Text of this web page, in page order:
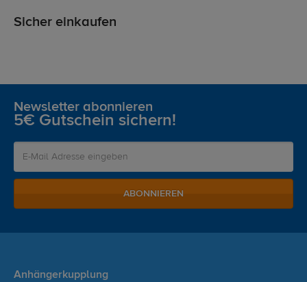
Sicher einkaufen
Newsletter abonnieren
5€ Gutschein sichern!
ABONNIEREN
Anhängerkupplung